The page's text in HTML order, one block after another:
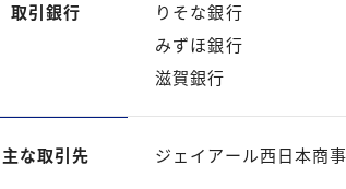
取引銀行
りそな銀行
みずほ銀行
滋賀銀行
主な取引先 ジェイアール西日本商